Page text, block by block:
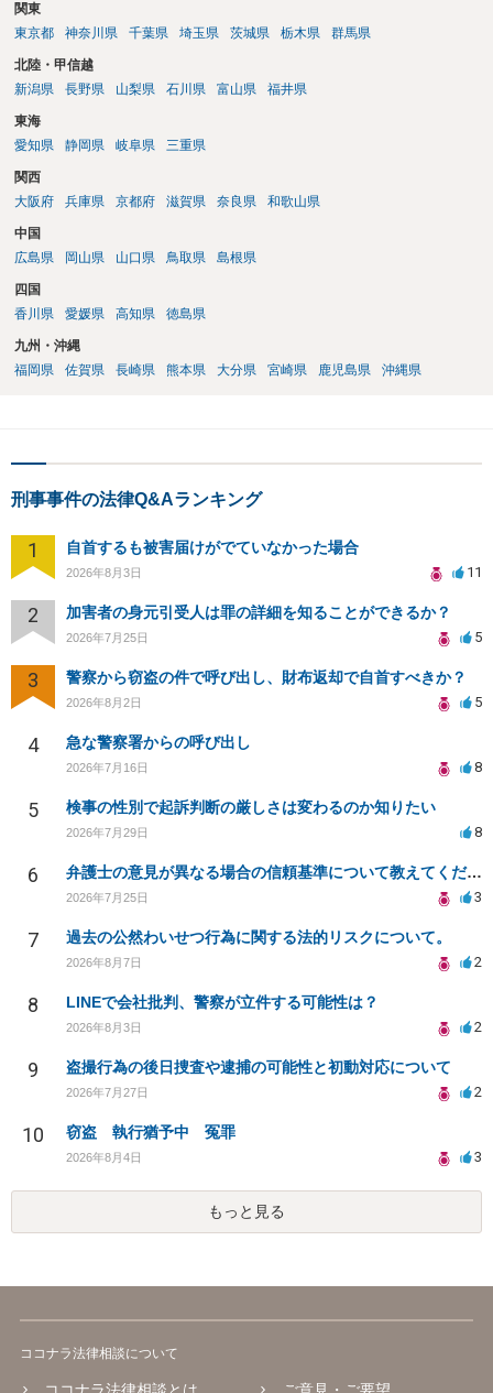
関東
東京都
神奈川県 千葉県 埼玉県 茨城県 栃木県 群馬県
北陸・甲信越
新潟県
長野県 山梨県 石川県 富山県 福井県
東海
愛知県
静岡県 岐阜県 三重県
関西
大阪府
兵庫県 京都府 滋賀県 奈良県 和歌山県
中国
広島県
岡山県 山口県 鳥取県 島根県
四国
香川県
愛媛県 高知県 徳島県
九州・沖縄
福岡県
佐賀県 長崎県 熊本県 大分県 宮崎県 鹿児島県 沖縄県
刑事事件の法律Q&Aランキング
1 自首するも被害届けがでていなかった場合
2026年8月3日 11
2 加害者の身元引受人は罪の詳細を知ることができるか？
2026年7月25日 5
3 警察から窃盗の件で呼び出し、財布返却で自首すべきか？
2026年8月2日 5
4 急な警察署からの呼び出し
2026年7月16日 8
5 検事の性別で起訴判断の厳しさは変わるのか知りたい
2026年7月29日 8
6 弁護士の意見が異なる場合の信頼基準について教えてください
2026年7月25日 3
7 過去の公然わいせつ行為に関する法的リスクについて。
2026年8月7日 2
8 LINEで会社批判、警察が立件する可能性は？
2026年8月3日 2
9 盗撮行為の後日捜査や逮捕の可能性と初動対応について
2026年7月27日 2
10 窃盗 執行猶予中 冤罪
2026年8月4日 3
もっと見る
ココナラ法律相談について